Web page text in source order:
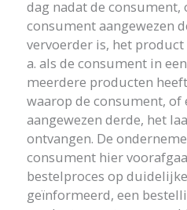
dag nadat de consument,
consument aangewezen
vervoerder is, het
a. als de consument in
meerdere producten
waarop de consument, of
aangewezen derde, het
ontvangen. De
consument hier
bestelproces op
geïnformeerd, een